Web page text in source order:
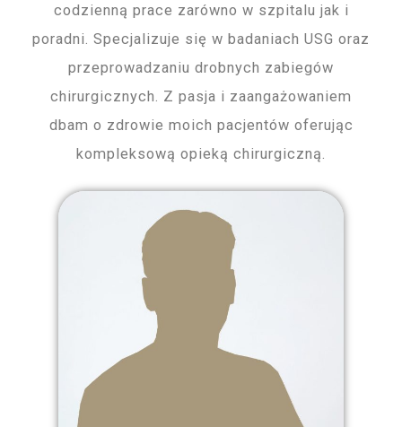
codzienną prace zarówno w szpitalu jak i
poradni. Specjalizuje się w badaniach USG oraz
przeprowadzaniu drobnych zabiegów
chirurgicznych. Z pasja i zaangażowaniem
dbam o zdrowie moich pacjentów oferując
kompleksową opieką chirurgiczną.